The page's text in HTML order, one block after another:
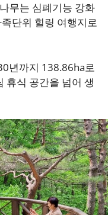
무는 심폐기능 강화
단위 힐링 여행지로
년까지 138.86ha로
휴식 공간을 넘어 생